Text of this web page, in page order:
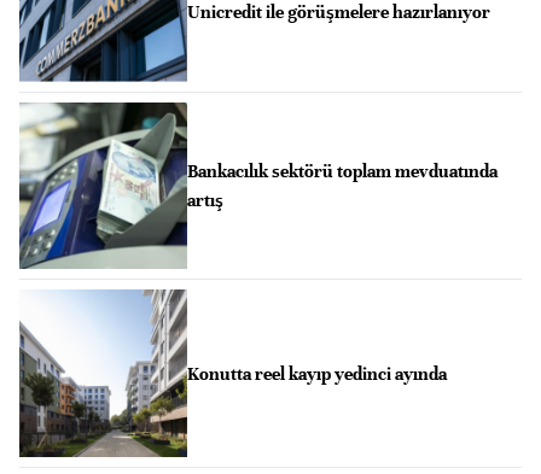
Unicredit ile görüşmelere hazırlanıyor
Bankacılık sektörü toplam mevduatında
artış
Konutta reel kayıp yedinci ayında